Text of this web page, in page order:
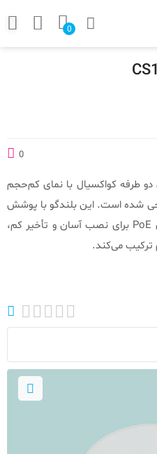
0
0
طرفه کواکسیال با نمای کم‌حجم
شده است. این بلندگو با پوشش
مش مغناطیسی جداشدنی و فناوری PoE برای نصب آسان و تأخیر کم،
ترکیب می‌کند.